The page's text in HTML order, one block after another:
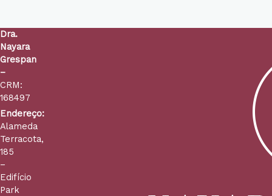
Dra.
Nayara
Grespan
–
CRM:
168497
Endereço:
Alameda
Terracota,
185
–
Edifício
Park